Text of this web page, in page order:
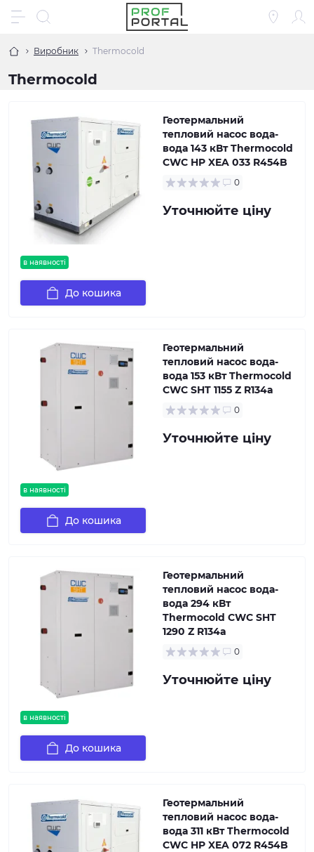
Виробник Thermocold
Thermocold
в наявності
Геотермальний
тепловий насос вода-
вода 143 кВт Thermocold
CWC HP XEA 033 R454B
0
Уточнюйте ціну
До кошика
в наявності
Геотермальний
тепловий насос вода-
вода 153 кВт Thermocold
CWC SHT 1155 Z R134a
0
Уточнюйте ціну
До кошика
в наявності
Геотермальний
тепловий насос вода-
вода 294 кВт
Thermocold CWC SHT
1290 Z R134a
0
Уточнюйте ціну
До кошика
Геотермальний
тепловий насос вода-
вода 311 кВт Thermocold
CWC HP XEA 072 R454B